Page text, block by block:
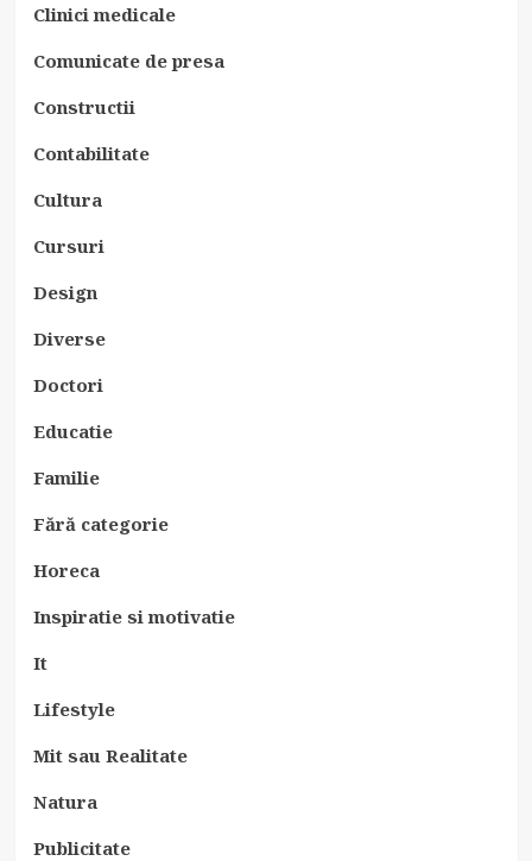
Clinici medicale
Comunicate de presa
Constructii
Contabilitate
Cultura
Cursuri
Design
Diverse
Doctori
Educatie
Familie
Fără categorie
Horeca
Inspiratie si motivatie
It
Lifestyle
Mit sau Realitate
Natura
Publicitate